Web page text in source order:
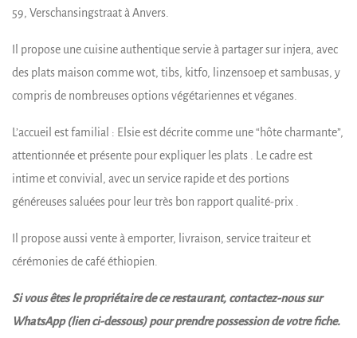
59, Verschansingstraat à Anvers.
Il propose une cuisine authentique servie à partager sur injera, avec
des plats maison comme wot, tibs, kitfo, linzensoep et sambusas, y
compris de nombreuses options végétariennes et véganes.
L’accueil est familial : Elsie est décrite comme une “hôte charmante”,
attentionnée et présente pour expliquer les plats . Le cadre est
intime et convivial, avec un service rapide et des portions
généreuses saluées pour leur très bon rapport qualité-prix .
Il propose aussi vente à emporter, livraison, service traiteur et
cérémonies de café éthiopien.
Si vous êtes le propriétaire de ce restaurant, contactez-nous sur
WhatsApp (lien ci-dessous) pour prendre possession de votre fiche.